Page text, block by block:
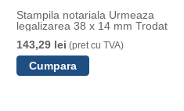
Stampila notariala Urmeaza
legalizarea 38 x 14 mm Trodat
143,29 lei (pret cu TVA)